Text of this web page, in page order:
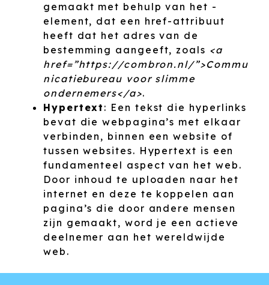
gemaakt met behulp van het -
element, dat een href-attribuut
heeft dat het adres van de
bestemming aangeeft, zoals <a
href=”https://combron.nl/”>Commu
nicatiebureau voor slimme
ondernemers</a>.
Hypertext : Een tekst die hyperlinks
bevat die webpagina’s met elkaar
verbinden, binnen een website of
tussen websites. Hypertext is een
fundamenteel aspect van het web.
Door inhoud te uploaden naar het
internet en deze te koppelen aan
pagina’s die door andere mensen
zijn gemaakt, word je een actieve
deelnemer aan het wereldwijde
web.